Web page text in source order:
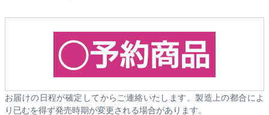
お届けの日程が確定してからご連絡いたします。製造上の都合によ
り已むを得ず発売時期が変更される場合があります。